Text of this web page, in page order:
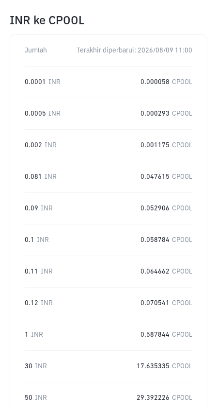
INR ke CPOOL
Jumlah Terakhir diperbarui: 2026/08/09 11:00
0.0001 INR 0.000058 CPOOL
0.0005 INR 0.000293 CPOOL
0.002 INR 0.001175 CPOOL
0.081 INR 0.047615 CPOOL
0.09 INR 0.052906 CPOOL
0.1 INR 0.058784 CPOOL
0.11 INR 0.064662 CPOOL
0.12 INR 0.070541 CPOOL
1 INR 0.587844 CPOOL
30 INR 17.635335 CPOOL
50 INR 29.392226 CPOOL